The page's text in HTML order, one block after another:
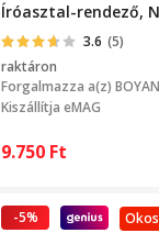
Íróasztal-rendező,
3.6 (5)
raktáron
Forgalmazza a(z)
Kiszállítja eMAG
9.750 Ft
-5%